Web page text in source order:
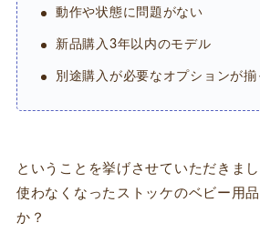
動作や状態に問題がない
新品購入3年以内のモデル
別途購入が必要なオプションが揃
ということを挙げさせていただきまし
使わなくなったストッケのベビー用
か？